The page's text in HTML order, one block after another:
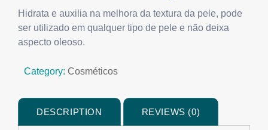
Hidrata e auxilia na melhora da textura da pele, pode
ser utilizado em qualquer tipo de pele e não deixa
aspecto oleoso.
Category: Cosméticos
DESCRIPTION REVIEWS (0)